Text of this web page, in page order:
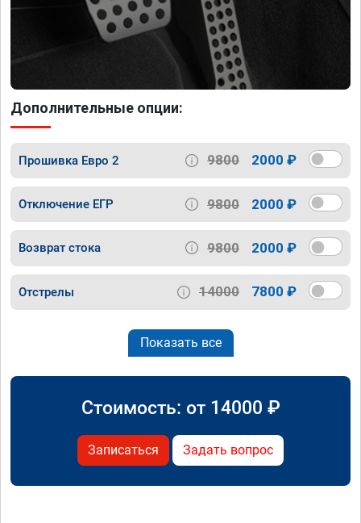
Дополнительные опции:
Прошивка Евро 2 9800 2000 ₽
Отключение ЕГР 9800 2000 ₽
Возврат стока 9800 2000 ₽
Отстрелы 14000 7800 ₽
Показать все
Стоимость: от 14000 ₽
Записаться Задать вопрос